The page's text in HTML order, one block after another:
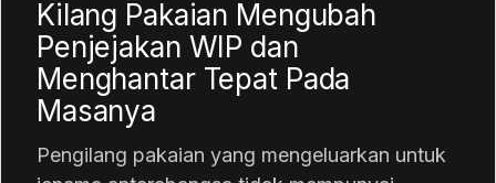
Kilang Pakaian Mengubah
Penjejakan WIP dan
Menghantar Tepat Pada
Masanya
Pengilang pakaian yang mengeluarkan untuk